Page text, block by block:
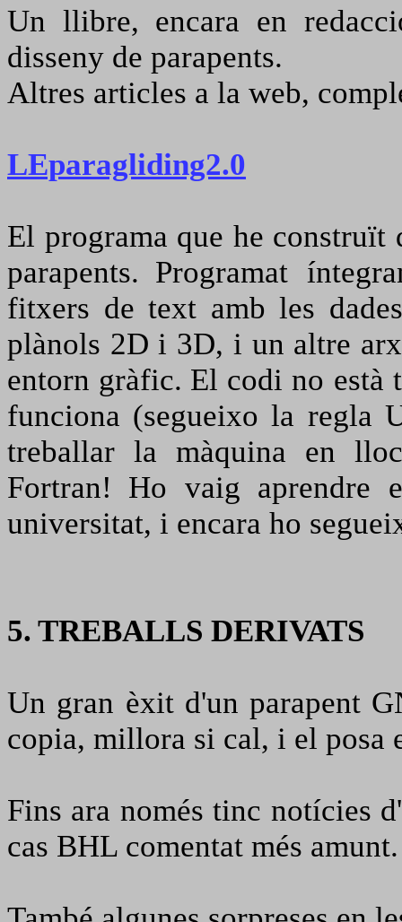
Un llibre, encara en
disseny de parapents.
Altres articles a la web,
LEparagliding2.0
El programa que he construït
parapents. Programat
fitxers de text amb les
plànols 2D i 3D, i un altre
entorn gràfic. El codi no està
funciona (segueixo la regla
treballar la màquina en
Fortran! Ho vaig aprendre
universitat, i encara ho
5. TREBALLS DERIVATS
Un gran èxit d'un parapent
copia, millora si cal, i el posa
Fins ara només tinc notícies
cas BHL comentat més amunt.